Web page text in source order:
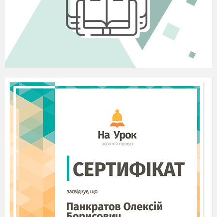
8. Виберіть чотири правильні відповіді.
Позначте твердження, що входили до «14
пунктів» В. Вільсона
визволення від німецької окупації
території Росії та надання їй
визначення політичного розвитку,
національної політики і вступу до
«співтовариства вільних націй»
становлення нової міжнародної правової
системи
надання автономії народам Австро-
Угорщини
розпад Австро-Угорської імперії
виникнення нових держав
визволення і відновлення Бельгії
повернення Франції Ельзасу та